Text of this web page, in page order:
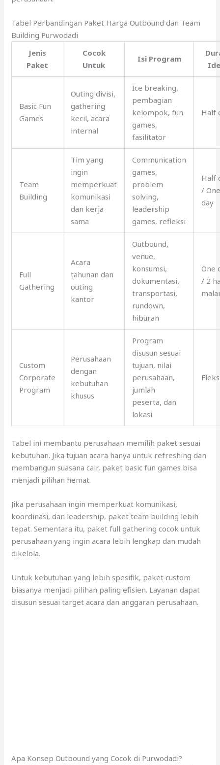
Tabel Perbandingan Paket Harga Outbound dan Team
Building Purwodadi
Jenis
Paket
Cocok
Untuk
Isi Program
Basic Fun
Games
Outing divisi,
gathering
kecil, acara
internal
Ice breaking,
pembagian
kelompok, fun
games,
fasilitator
Half
Team
Building
Tim yang
ingin
memperkuat
komunikasi
dan kerja
sama
Communication
games,
problem
solving,
leadership
games, refleksi
Half
/
day
Full
Gathering
Acara
tahunan dan
outing
kantor
Outbound,
venue,
konsumsi,
dokumentasi,
transportasi,
rundown,
hiburan
One
/ 2
Custom
Corporate
Program
Perusahaan
dengan
kebutuhan
khusus
Program
disusun sesuai
tujuan, nilai
perusahaan,
jumlah
peserta, dan
lokasi
Tabel ini membantu perusahaan memilih paket sesuai
kebutuhan. Jika tujuan acara hanya untuk refreshing dan
membangun suasana cair, paket basic fun games bisa
menjadi pilihan hemat.
Jika perusahaan ingin memperkuat komunikasi,
koordinasi, dan leadership, paket team building lebih
tepat. Sementara itu, paket full gathering cocok untuk
perusahaan yang ingin acara lebih lengkap dan mudah
dikelola.
Untuk kebutuhan yang lebih spesifik, paket custom
biasanya menjadi pilihan paling efisien. Layanan dapat
disusun sesuai target acara dan anggaran perusahaan.
Apa Konsep Outbound yang Cocok di Purwodadi?